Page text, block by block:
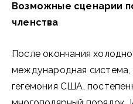
Возможные сценарии
членства
После окончания
международная
гегемония США,